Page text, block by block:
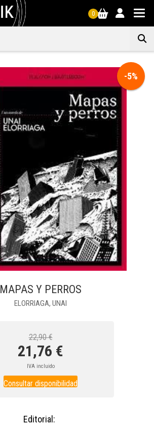
0
-5%
MAPAS Y PERROS
ELORRIAGA, UNAI
22,90 €
21,76 €
IVA incluido
Consultar disponibilidad
Editorial: